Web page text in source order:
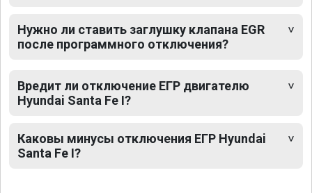
Нужно ли ставить заглушку клапана EGR
после программного отключения?
Вредит ли отключение ЕГР двигателю
Hyundai Santa Fe I?
Каковы минусы отключения ЕГР Hyundai
Santa Fe I?